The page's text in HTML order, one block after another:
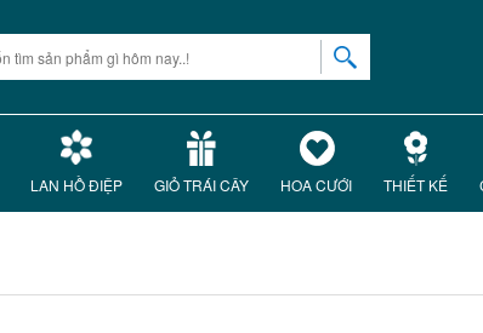
LAN HỒ ĐIỆP GIỎ TRÁI CÂY HOA CƯỚI THIẾT KẾ